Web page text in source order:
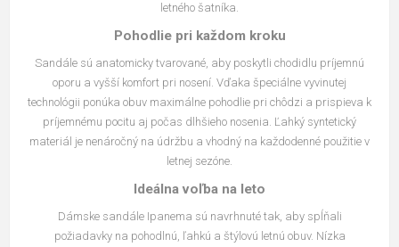
letného šatníka.
Pohodlie pri každom kroku
Sandále sú anatomicky tvarované, aby poskytli chodidlu príjemnú
oporu a vyšší komfort pri nosení. Vďaka špeciálne vyvinutej
technológii ponúka obuv maximálne pohodlie pri chôdzi a prispieva k
príjemnému pocitu aj počas dlhšieho nosenia. Ľahký syntetický
materiál je nenáročný na údržbu a vhodný na každodenné použitie v
letnej sezóne.
Ideálna voľba na leto
Dámske sandále Ipanema sú navrhnuté tak, aby spĺňali
požiadavky na pohodlnú, ľahkú a štýlovú letnú obuv. Nízka